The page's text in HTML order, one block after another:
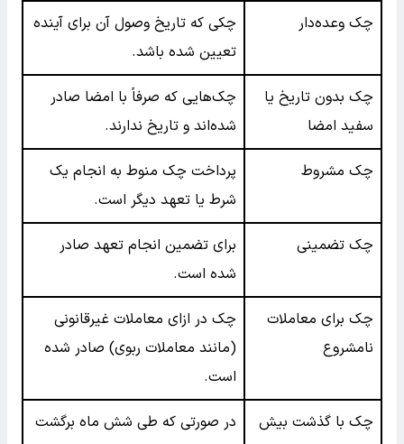
چک وعده‌دار
چکی که تاریخ وصول آن برای آینده
تعیین شده باشد.
چک بدون تاریخ یا
سفید امضا
چک‌هایی که صرفاً با امضا صادر
شده‌اند و تاریخ ندارند.
چک مشروط
پرداخت چک منوط به انجام یک
شرط یا تعهد دیگر است.
چک تضمینی
برای تضمین انجام تعهد صادر
شده است.
چک برای معاملات
نامشروع
چک در ازای معاملات غیرقانونی
(مانند معاملات ربوی) صادر شده
است.
چک با گذشت بیش
در صورتی که طی شش ماه برگشت